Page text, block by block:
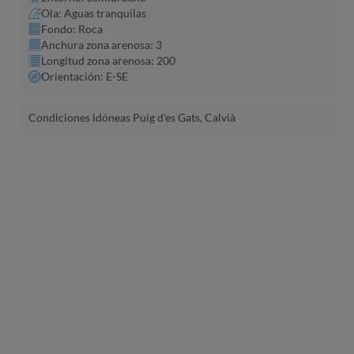
Ola: Aguas tranquilas
Fondo: Roca
Anchura zona arenosa: 3
Longitud zona arenosa: 200
Orientación: E-SE
Condiciones idóneas Puig d'es Gats, Calvià